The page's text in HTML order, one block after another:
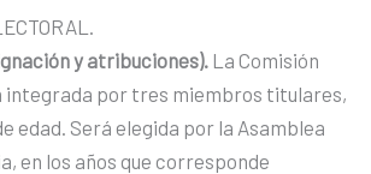
y atribuciones). La Comisión
por tres miembros titulares,
edad. Será elegida por la Asamblea
en los años que corresponde